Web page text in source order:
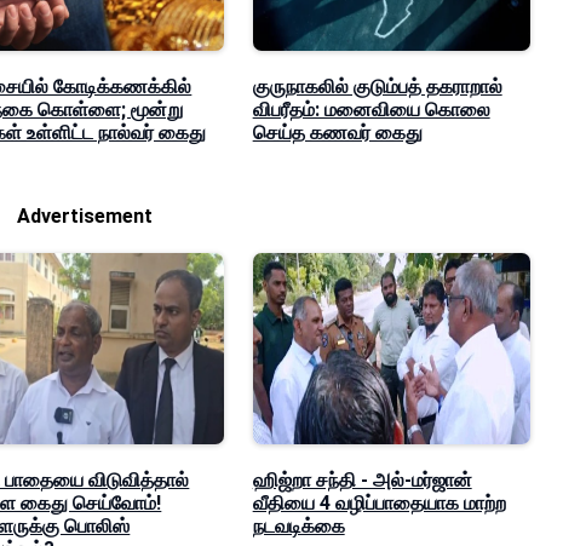
கோடிக்கணக்கில்
கொள்ளை; மூன்று
உள்ளிட்ட நால்வர் கைது
குருநாகலில் குடும்பத் தகராறால்
விபரீதம்: மனைவியை கொலை
செய்த கணவர் கைது
Advertisement
பாதையை விடுவித்தால்
கைது செய்வோம்!
பொலிஸ்
ஹிஜ்றா சந்தி - அல்-மர்ஜான்
வீதியை 4 வழிப்பாதையாக மாற்ற
நடவடிக்கை